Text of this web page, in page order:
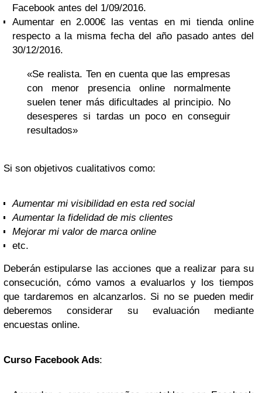
Facebook antes del 1/09/2016.
Aumentar en 2.000€ las ventas en mi tienda online
respecto a la misma fecha del año pasado antes del
30/12/2016.
«Se realista. Ten en cuenta que las empresas
con menor presencia online normalmente
suelen tener más dificultades al principio. No
desesperes si tardas un poco en conseguir
resultados»
Si son objetivos cualitativos como:
Aumentar mi visibilidad en esta red social
Aumentar la fidelidad de mis clientes
Mejorar mi valor de marca online
etc.
Deberán estipularse las acciones que a realizar para su
consecución, cómo vamos a evaluarlos y los tiempos
que tardaremos en alcanzarlos. Si no se pueden medir
deberemos considerar su evaluación mediante
encuestas online.
Curso Facebook Ads: